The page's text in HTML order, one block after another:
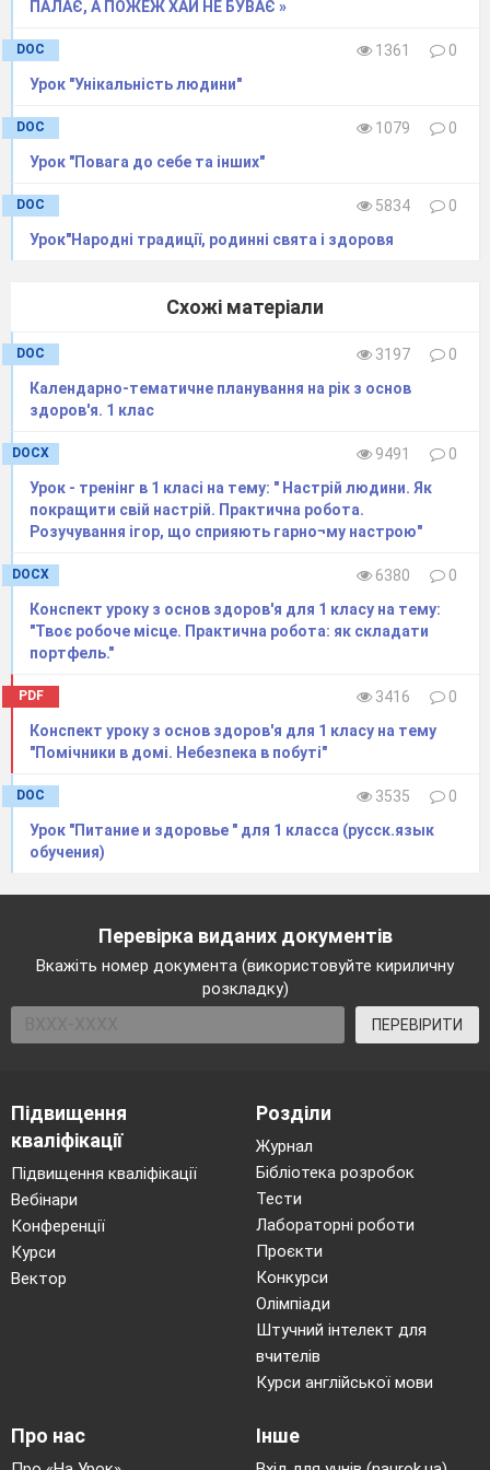
Голова без розуму, що млин без води.
Знати мові, що в кого в голові.
Глянь на вид і про здоров'я не питай.
Довга коса – жіноча краса.
Один дівочий волос потягне більше, ніж пара
Однією рукою в долоні не поплещеш.
Однією рукою дає, а другою відбирає.
Добре чужими руками жар загрібати.
Ліниві руки не рідня лінивій голові.
Де пильні руки, там голод не близький.
Руки не простягнеш, то й ложки не дістанеш.
Руки твої – найкращий клад, коли зумієш дати
Хай говорить, як язик його свербить.
Всяка сорока від свого язика страждає.
Не спіши язиком, квапся ділом.
Язиком діри не залатаєш.
Язик не лопата – знає, що солодке.
Серце ні на що не зважає, свою волю має.
3. Хвороби та їх лікування
ПАЛАЄ, А ПОЖЕЖ ХАЙ НЕ БУВАЄ »
DOC 1361
0
Урок "Унікальність людини"
DOC 1079
0
Урок "Повага до себе та інших"
DOC 5834
0
Урок"Народні традиції, родинні свята і здоровя
Схожі матеріали
DOC 3197
0
Календарно-тематичне планування на рік з основ
здоров'я. 1 клас
DOCX 9491
0
Урок - тренінг в 1 класі на тему: " Настрій людини. Як
покращити свій настрій. Практична робота.
Розучування ігор, що сприяють гарно¬му настрою"
DOCX 6380
0
Конспект уроку з основ здоров'я для 1 класу на тему:
"Твоє робоче місце. Практична робота: як складати
портфель."
PDF 3416
0
Конспект уроку з основ здоров'я для 1 класу на тему
"Помічники в домі. Небезпека в побуті"
DOC 3535
0
Урок "Питание и здоровье " для 1 класса (русск.язык
обучения)
Перевірка виданих документів
Вкажіть номер документа (використовуйте кириличну
розкладку)
ПЕРЕВІРИТИ
Підвищення
кваліфікації
Підвищення кваліфікації
Вебінари
Конференції
Курси
Вектор
Розділи
Журнал
Бібліотека розробок
Тести
Лабораторні роботи
Проєкти
Конкурси
Олімпіади
Штучний інтелект для
вчителів
Курси англійської мови
Про нас Інше